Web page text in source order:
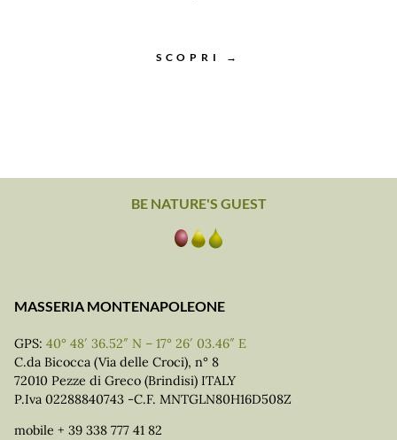
SCOPRI →
BE NATURE'S GUEST
MASSERIA MONTENAPOLEONE
GPS: 40° 48′ 36.52″ N – 17° 26′ 03.46″ E
C.da Bicocca (Via delle Croci), n° 8
72010 Pezze di Greco (Brindisi) ITALY
P.Iva 02288840743 -C.F. MNTGLN80H16D508Z
mobile + 39 338 777 41 82